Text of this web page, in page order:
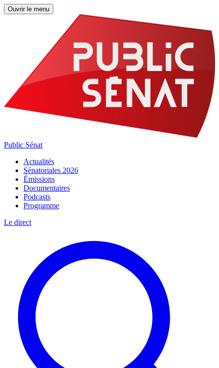
Ouvrir le menu
Public Sénat
Actualités
Sénatoriales 2026
Émissions
Documentaires
Podcasts
Programme
Le direct